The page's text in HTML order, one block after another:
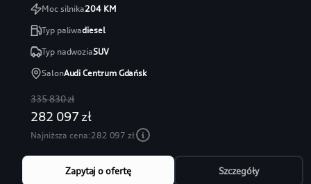
Moc silnika204KM
Typ paliwadiesel
Typ nadwoziaSUV
SalonAudi Centrum Gdańsk
335 830 zł
282 097 zł
Najniższa cena:282 097 zł
Zapytaj o ofertę Szczegóły